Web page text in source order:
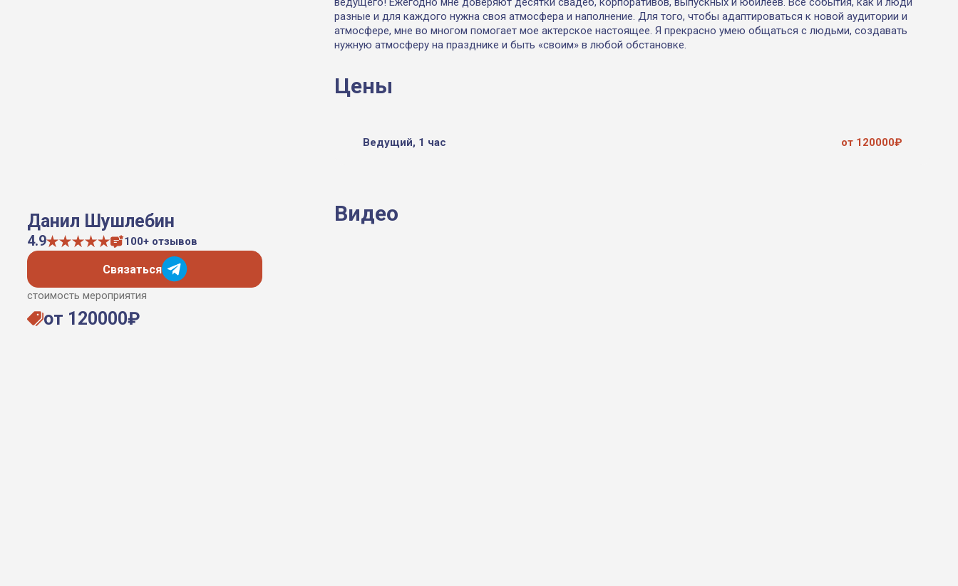
Данил Шушлебин
4.9 100+ отзывов
Связаться
стоимость мероприятия
от 120000₽
разные и для каждого нужна своя атмосфера и наполнение. Для того, чтобы адаптироваться к новой аудитории и
атмосфере, мне во многом помогает мое актерское настоящее. Я прекрасно умею общаться с людьми, создавать
нужную атмосферу на празднике и быть «своим» в любой обстановке.
Цены
Ведущий, 1 час от 120000₽
Видео